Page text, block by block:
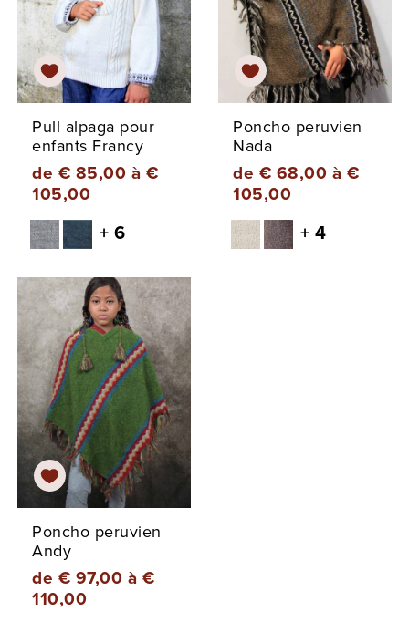
Pull alpaga pour
enfants Francy
de € 85,00 à €
105,00
+ 6
Poncho peruvien
Nada
de € 68,00 à €
105,00
+ 4
Poncho peruvien
Andy
de € 97,00 à €
110,00